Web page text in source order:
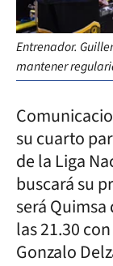
Entrenador.
mantener
su cuarto
de la Liga
buscará su
será
las 21.30
Gonzalo